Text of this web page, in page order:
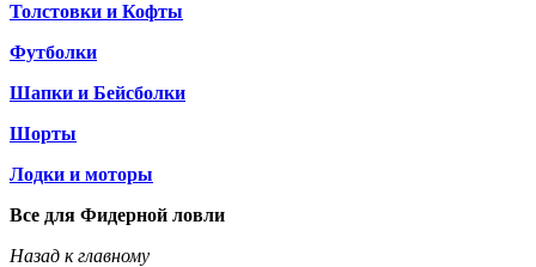
Толстовки и Кофты
Футболки
Шапки и Бейсболки
Шорты
Лодки и моторы
Все для Фидерной ловли
Назад к главному